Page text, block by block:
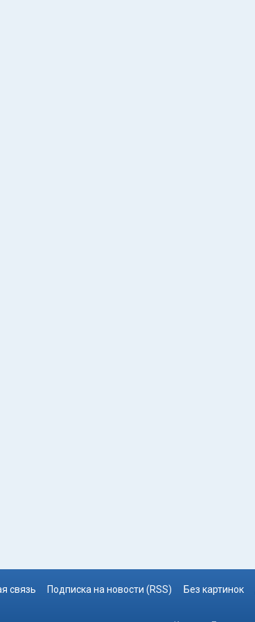
связь Подписка на новости (RSS) Без картинок